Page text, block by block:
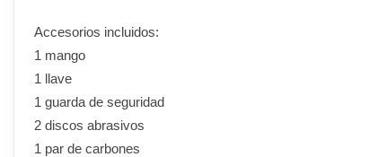
Accesorios incluidos:
1 mango
1 llave
1 guarda de seguridad
2 discos abrasivos
1 par de carbones